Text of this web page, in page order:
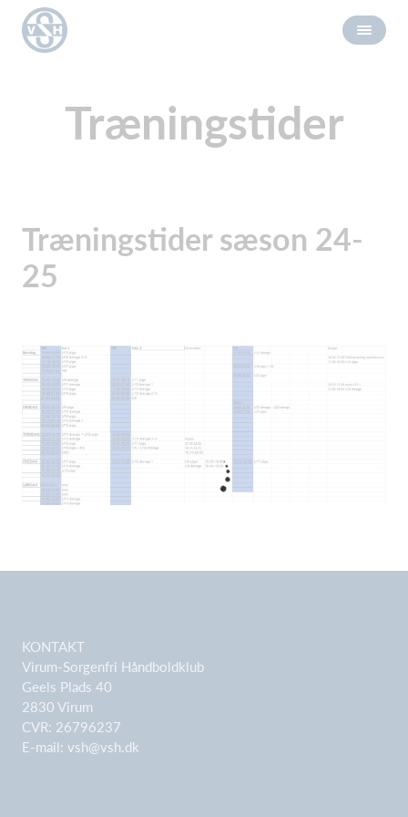
Træningstider
Træningstider sæson 24-
25
KONTAKT
Virum-Sorgenfri Håndboldklub
Geels Plads 40
2830 Virum
CVR: 26796237
E-mail: vsh@vsh.dk